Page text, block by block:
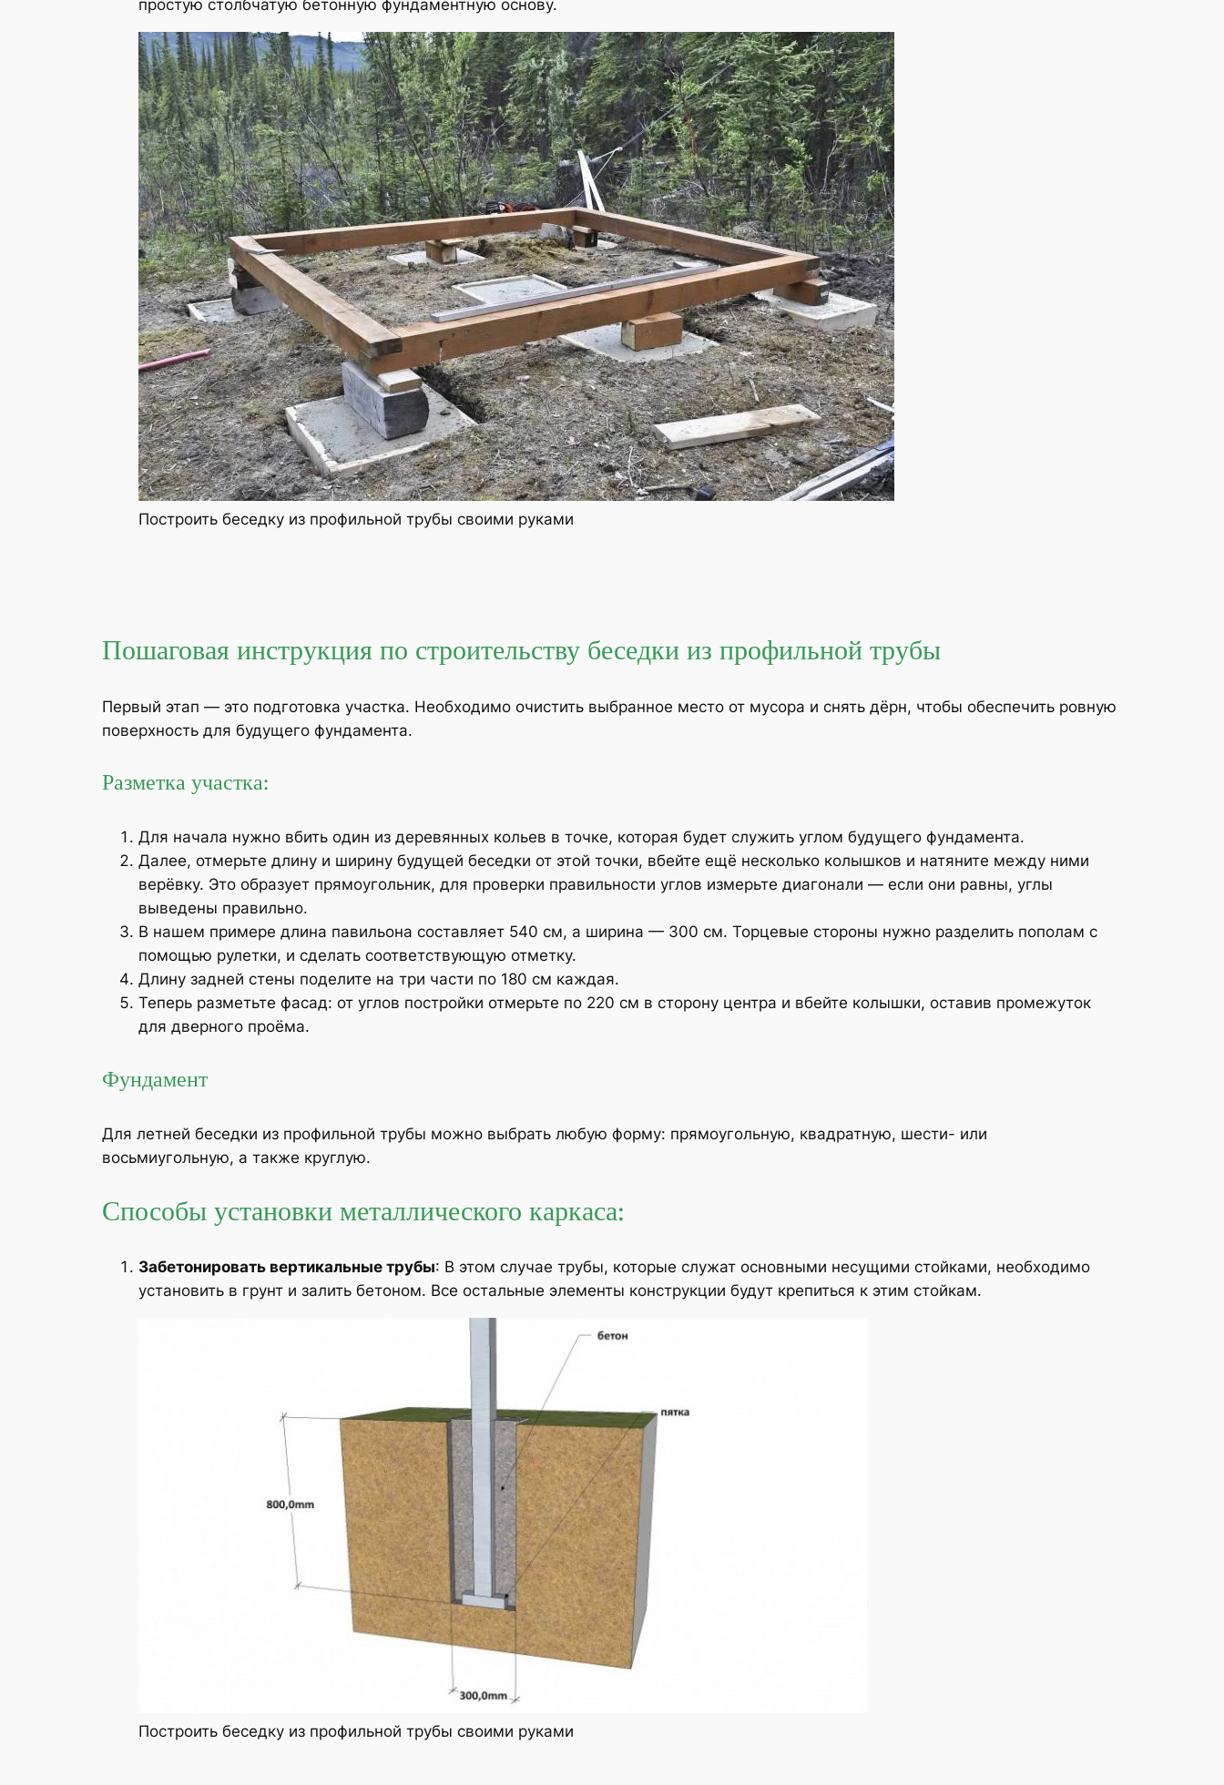
простую столбчатую бетонную фундаментную основу.
Построить беседку из профильной трубы своими руками
Пошаговая инструкция по строительству беседки из профильной трубы
Первый этап — это подготовка участка. Необходимо очистить выбранное место от мусора и снять дёрн, чтобы обеспечить ровную
поверхность для будущего фундамента.
Разметка участка:
Для начала нужно вбить один из деревянных кольев в точке, которая будет служить углом будущего фундамента.
Далее, отмерьте длину и ширину будущей беседки от этой точки, вбейте ещё несколько колышков и натяните между ними
верёвку. Это образует прямоугольник, для проверки правильности углов измерьте диагонали — если они равны, углы
выведены правильно.
В нашем примере длина павильона составляет 540 см, а ширина — 300 см. Торцевые стороны нужно разделить пополам с
помощью рулетки, и сделать соответствующую отметку.
Длину задней стены поделите на три части по 180 см каждая.
Теперь разметьте фасад: от углов постройки отмерьте по 220 см в сторону центра и вбейте колышки, оставив промежуток
для дверного проёма.
Фундамент
Для летней беседки из профильной трубы можно выбрать любую форму: прямоугольную, квадратную, шести- или
восьмиугольную, а также круглую.
Способы установки металлического каркаса:
Забетонировать вертикальные трубы: В этом случае трубы, которые служат основными несущими стойками, необходимо
установить в грунт и залить бетоном. Все остальные элементы конструкции будут крепиться к этим стойкам.
Построить беседку из профильной трубы своими руками